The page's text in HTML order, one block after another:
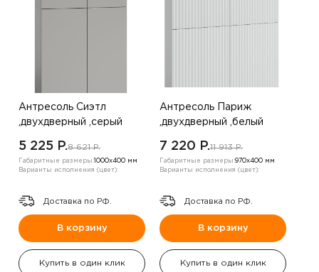
Антресоль Сиэтл
,двухдверный ,серый
5 225 P.8 621 P.
Габаритные размеры: 1000х400 мм
Варианты исполнения (цвет):
Доставка по РФ.
В корзину
Купить в один клик
Антресоль Париж
,двухдверный ,белый
7 220 P.11 913 P.
Габаритные размеры:970х400 мм
Варианты исполнения (цвет):
Доставка по РФ.
В корзину
Купить в один клик